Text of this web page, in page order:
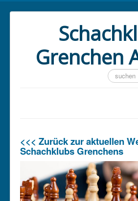
Grenchen
Suchen
...
<<< Zurück zur aktuellen
Schachklubs Grenchens